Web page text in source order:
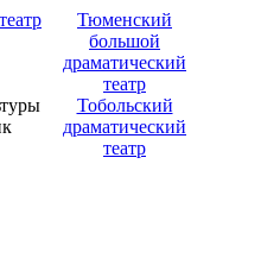
Тюменский
большой
драматический
театр
Тобольский
драматический
театр